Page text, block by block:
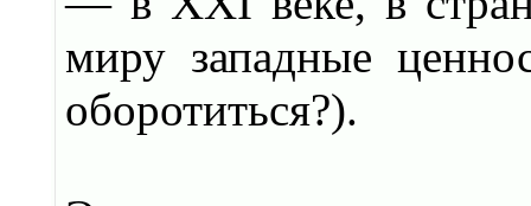
миру западные
оборотиться?).